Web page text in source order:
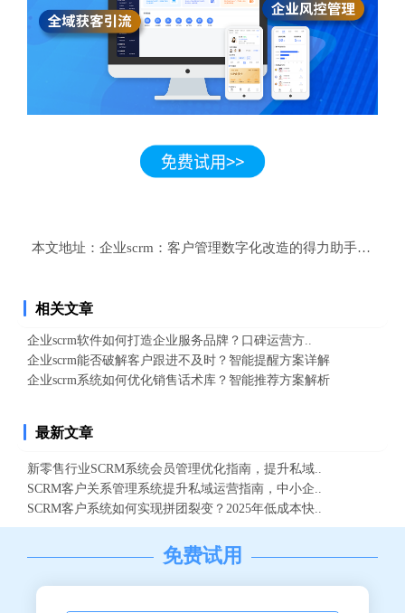
本文地址： 企业scrm：客户管理数字化改造的得力助手，实现
相关文章
企业scrm软件如何打造企业服务品牌？口碑运营方..
企业scrm能否破解客户跟进不及时？智能提醒方案详解
企业scrm系统如何优化销售话术库？智能推荐方案解析
最新文章
新零售行业SCRM系统会员管理优化指南，提升私域..
SCRM客户关系管理系统提升私域运营指南，中小企..
SCRM客户系统如何实现拼团裂变？2025年低成本快..
免费试用